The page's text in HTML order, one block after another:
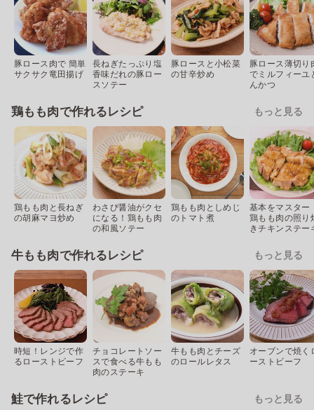
豚ロース肉で 簡単
サクサク竜田揚げ
長ねぎたっぷり塩
香味だれの豚ロー
スソテー
豚ロースと小松菜
の甘辛炒め
豚ロース薄切り
でミルフィーユ
んかつ
鶏もも肉で作れるレシピ もっと見る
鶏もも肉と長ねぎ
の胡麻マヨ炒め
わさび醤油がクセ
になる！鶏もも肉
の和風ソテー
鶏もも肉としめじ
のトマト煮
基本をマスター
鶏もも肉の照り
きチキンステー
牛もも肉で作れるレシピ もっと見る
時短！レンジで作
るローストビーフ
チョコレートソー
スで食べる牛もも
肉のステーキ
牛もも肉とチーズ
のロールレタス
オーブンで焼く
ーストビーフ
鮭で作れるレシピ もっと見る